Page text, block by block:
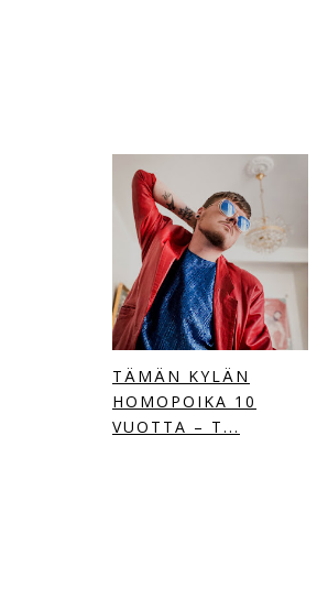
TÄMÄN KYLÄN
HOMOPOIKA 10
VUOTTA – T...